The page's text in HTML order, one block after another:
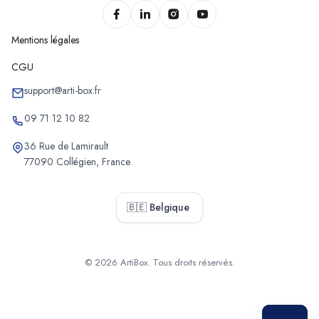
Chantiers de pompe à chaleur de Balen
Chantiers de pompe à chaleur d'Hoboken
Chantiers de pompe à chaleur de Schoten
Chantiers de pompe à chaleur de Puurs-Sint-Amands
Chantiers de pompe à chaleur de Sint-Katelijne-Waver
Chantiers de pompe à chaleur de Bonheiden
Chantiers de pompe à chaleur de Willebroek
Chantiers de pompe à chaleur de Bornem
Chantiers de pompe à chaleur de Poppel
Mentions légales
CGU
support@arti-box.fr
09 71 12 10 82
36 Rue de Lamirault
77090 Collégien, France
🇧🇪 Belgique
© 2026 ArtiBox. Tous droits réservés.